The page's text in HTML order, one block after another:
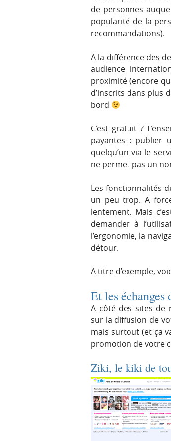
de personnes
popularité de la
recommandations).
A la différence des
audience
proximité (encore
d’inscrits dans plus
bord
C’est gratuit ?
payantes : publier
quelqu’un via le
ne permet pas un
Les fonctionnalités
un peu trop. A
lentement. Mais
demander à
l’ergonomie, la
détour.
A titre d’exemple,
Et les échanges
A côté des sites de
sur la diffusion de
mais surtout (et ça
promotion de votre
Ziki, le kiki de